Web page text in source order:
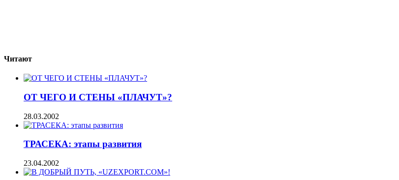
Читают
ОТ ЧЕГО И СТЕНЫ «ПЛАЧУТ»?
28.03.2002
ТРАСЕКА: этапы развития
23.04.2002